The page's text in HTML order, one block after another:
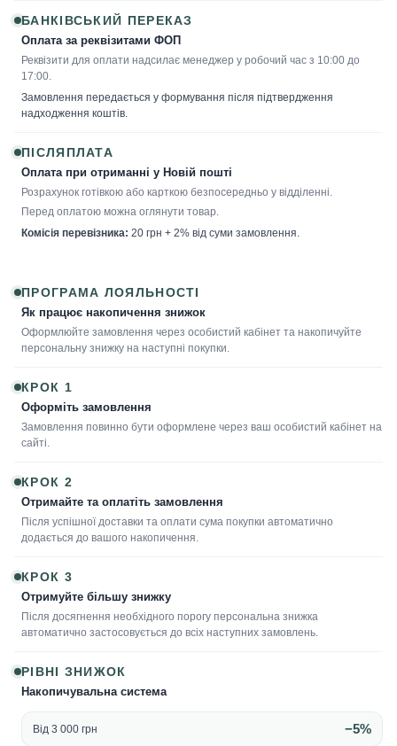
БАНКІВСЬКИЙ ПЕРЕКАЗ
Оплата за реквізитами ФОП
Реквізити для оплати надсилає менеджер у робочий час з 10:00 до
17:00.
Замовлення передається у формування після підтвердження
надходження коштів.
ПІСЛЯПЛАТА
Оплата при отриманні у Новій пошті
Розрахунок готівкою або карткою безпосередньо у відділенні.
Перед оплатою можна оглянути товар.
Комісія перевізника: 20 грн + 2% від суми замовлення.
ПРОГРАМА ЛОЯЛЬНОСТІ
Як працює накопичення знижок
Оформлюйте замовлення через особистий кабінет та накопичуйте
персональну знижку на наступні покупки.
КРОК 1
Оформіть замовлення
Замовлення повинно бути оформлене через ваш особистий кабінет на
сайті.
КРОК 2
Отримайте та оплатіть замовлення
Після успішної доставки та оплати сума покупки автоматично
додається до вашого накопичення.
КРОК 3
Отримуйте більшу знижку
Після досягнення необхідного порогу персональна знижка
автоматично застосовується до всіх наступних замовлень.
РІВНІ ЗНИЖОК
Накопичувальна система
Від 3 000 грн −5%